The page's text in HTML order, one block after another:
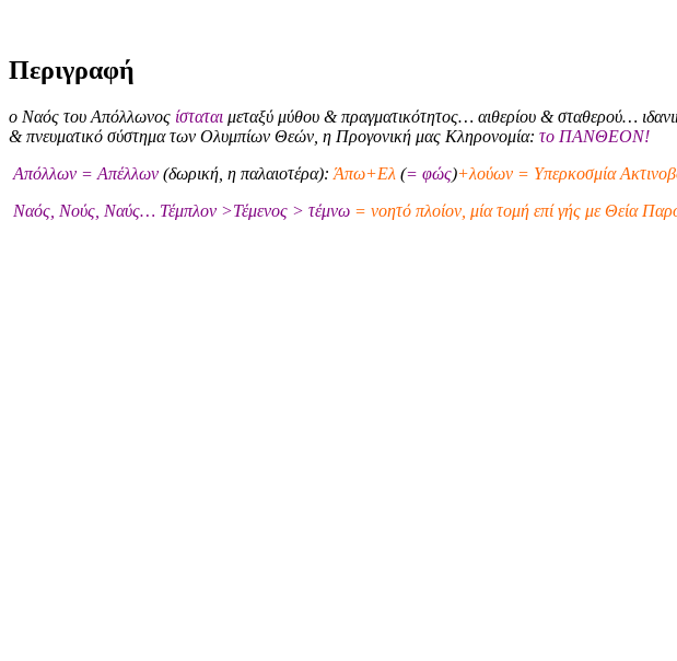
Περιγραφή
ο Ναός του Απόλλωνος ίσταται μεταξύ μύθου & πραγματικότητος… αιθερίου & σταθερού…
& πνευματικό σύστημα των Ολυμπίων Θεών, η Προγονική μας Κληρονομία: το ΠΑΝΘΕΟΝ!
Απόλλων = Απέλλων (δωρική, η παλαιοτέρα): Άπω+Ελ (= φώς)+λούων = Υπερκοσμία
Ναός, Νούς, Ναύς… Τέμπλον >Τέμενος > τέμνω = νοητό πλοίον, μία τομή επί γής με Θεία